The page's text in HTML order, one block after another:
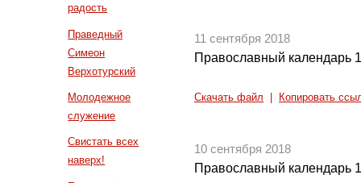
радость
Праведный
Симеон
Верхотурский
Молодежное
служение
Свистать всех
наверх!
11 сентября 2018
Православный календарь
Скачать файл Копировать
10 сентября 2018
Православный календарь